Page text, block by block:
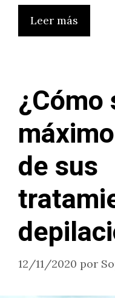
Leer más
¿Cómo
de sus
12/11/2020 por